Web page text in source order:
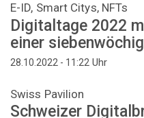
E-ID, Smart Citys, NFTs
Digitaltage 2022
einer
28.10.2022 - 11:22 Uhr
Swiss Pavilion
Schweizer